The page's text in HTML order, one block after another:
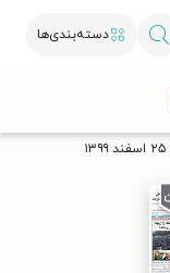
دسته‌بندی‌ها